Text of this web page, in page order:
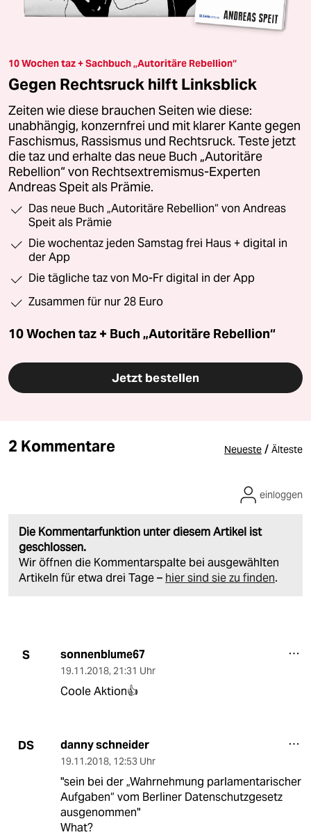
10 Wochen taz + Sachbuch „Autoritäre Rebellion“
Gegen Rechtsruck hilft Linksblick
Zeiten wie diese brauchen Seiten wie diese:
unabhängig, konzernfrei und mit klarer Kante gegen
Faschismus, Rassismus und Rechtsruck. Teste jetzt
die taz und erhalte das neue Buch „Autoritäre
Rebellion“ von Rechtsextremismus-Experten
Andreas Speit als Prämie.
Das neue Buch „Autoritäre Rebellion“ von Andreas
Speit als Prämie
Die wochentaz jeden Samstag frei Haus + digital in
der App
Die tägliche taz von Mo-Fr digital in der App
Zusammen für nur 28 Euro
10 Wochen taz + Buch „Autoritäre Rebellion“
Jetzt bestellen
2 Kommentare Neueste / Älteste
Die Kommentarfunktion unter diesem Artikel ist
geschlossen.
Wir öffnen die Kommentarspalte bei ausgewählten
Artikeln für etwa drei Tage – hier sind sie zu finden.
einloggen
S sonnenblume67
19.11.2018, 21:31 Uhr
Coole Aktion👍
DS danny schneider
19.11.2018, 12:53 Uhr
"sein bei der „Wahrnehmung parlamentarischer
Aufgaben“ vom Berliner Datenschutzgesetz
ausgenommen"
What?